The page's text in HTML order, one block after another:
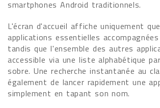
smartphones Android traditionnels.
L'écran d'accueil affiche uniquement
applications essentielles
tandis que l'ensemble des autres
accessible via une liste alphabétique
sobre. Une recherche instantanée au
également de lancer rapidement une
simplement en tapant son nom.